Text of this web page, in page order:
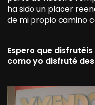
ha sido un placer
de mi propio camino
Espero que
como yo disfruté